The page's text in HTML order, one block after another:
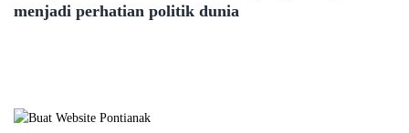
menjadi perhatian politik dunia